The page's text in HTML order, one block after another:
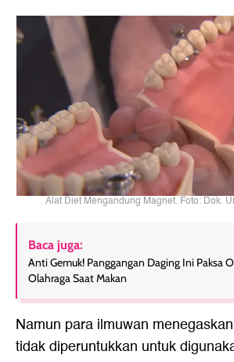
Alat Diet Mengandung Magnet. Foto: Dok.
Baca juga:
Anti Gemuk! Panggangan Daging Ini Paksa
Olahraga Saat Makan
Namun para ilmuwan
tidak diperuntukkan untuk